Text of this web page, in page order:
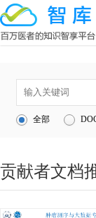
全部
贡献者文档